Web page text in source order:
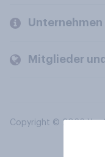
Unternehmen
Mitglieder
Copyright © 2026